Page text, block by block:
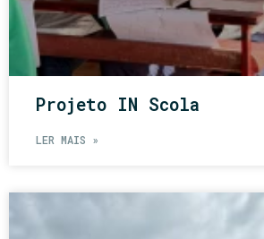
Projeto IN Scola
LER MAIS »